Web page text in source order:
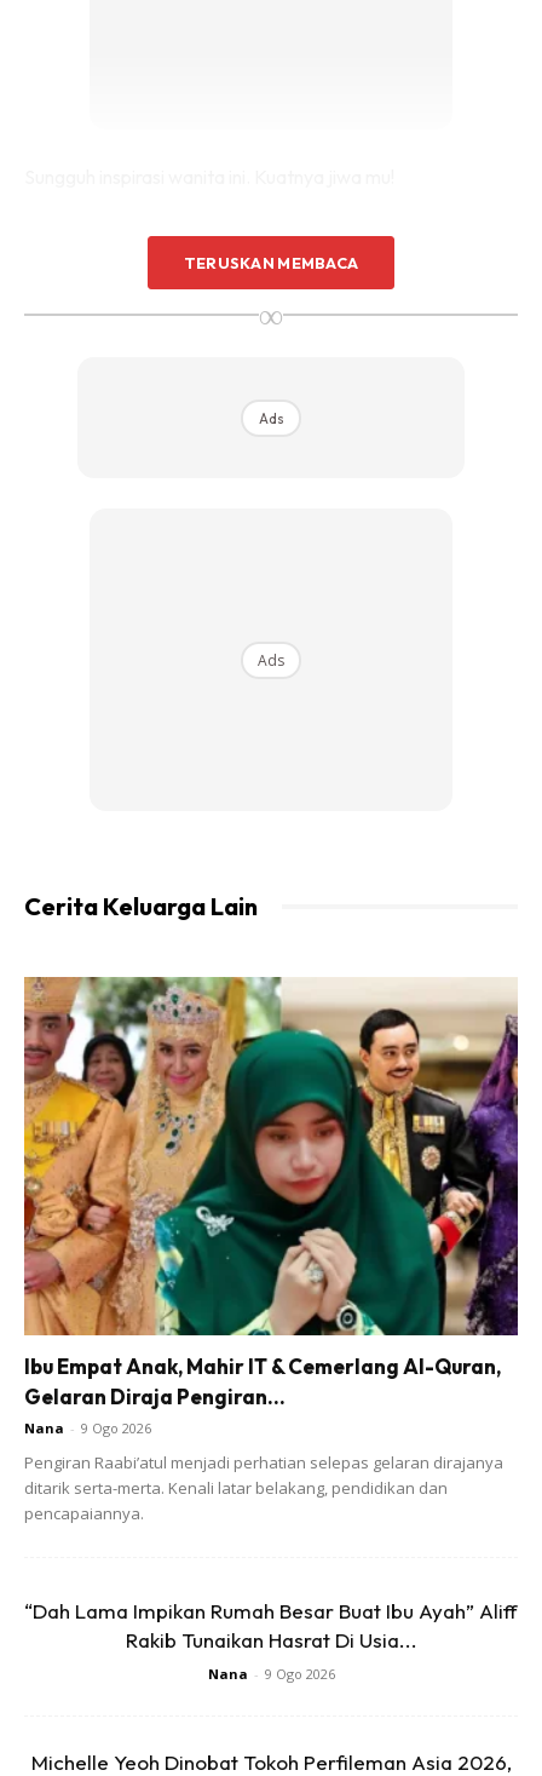
Ini perkongsiannya.
View this post on Instagram
Coretan Labuan. Pemandu Grab Wanita
Usia 60an. Suami Uzur Kanser Usus Dan
Glaukoma. Anak Sulung OKU ( Mental ).
Kalau Ada Yang Mungkin Nanti Naik
Keretanya, Hulurkan Seikhlas Bantuan
Tanda Ummah Bersaudara ( Walau Dia
A Post Shared By🅰🅷🅼🅰🅳 🅵🅴🅳🆃🆁🅸 🆈🅰🅷🆈🅰
TERUSKAN MEMBACA
∞
Ads
Ads
Cerita Keluarga Lain
Ibu Empat Anak, Mahir IT & Cemerlang Al-Quran,
Gelaran Diraja Pengiran...
Nana - 9 Ogo 2026
Pengiran Raabi’atul menjadi perhatian selepas gelaran dirajanya
ditarik serta-merta. Kenali latar belakang, pendidikan dan
pencapaiannya.
“Dah Lama Impikan Rumah Besar Buat Ibu Ayah” Aliff
Rakib Tunaikan Hasrat Di Usia...
Nana - 9 Ogo 2026
Michelle Yeoh Dinobat Tokoh Perfileman Asia 2026,